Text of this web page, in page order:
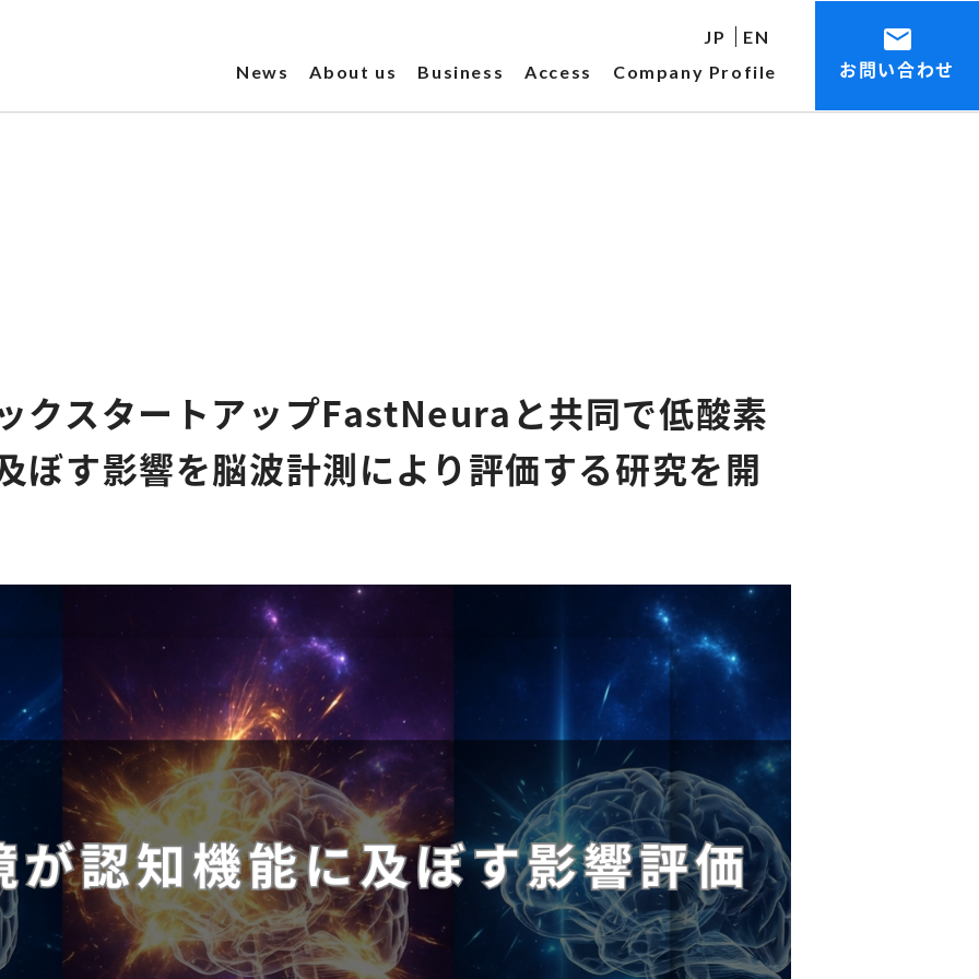
JP
EN
News
About us Business Access Company Profile お問い合わせ
クスタートアップFastNeuraと共同で低酸素
ぼす影響を脳波計測により評価する研究を開